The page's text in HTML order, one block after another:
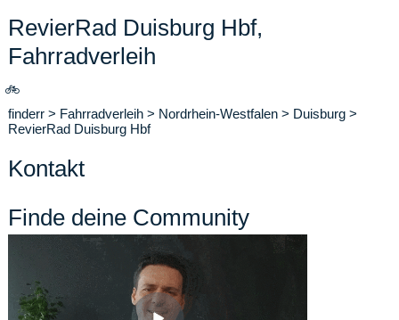
RevierRad Duisburg Hbf,
Fahrradverleih
🚲
finderr > Fahrradverleih > Nordrhein-Westfalen > Duisburg >
RevierRad Duisburg Hbf
Kontakt
Finde deine Community